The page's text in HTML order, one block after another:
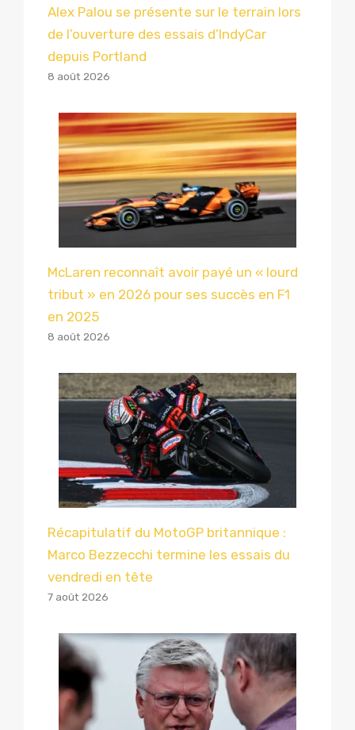
Alex Palou se présente sur le terrain lors
de l’ouverture des essais d’IndyCar
depuis Portland
8 août 2026
McLaren reconnaît avoir payé un « lourd
tribut » en 2026 pour ses succès en F1
en 2025
8 août 2026
Récapitulatif du MotoGP britannique :
Marco Bezzecchi termine les essais du
vendredi en tête
7 août 2026